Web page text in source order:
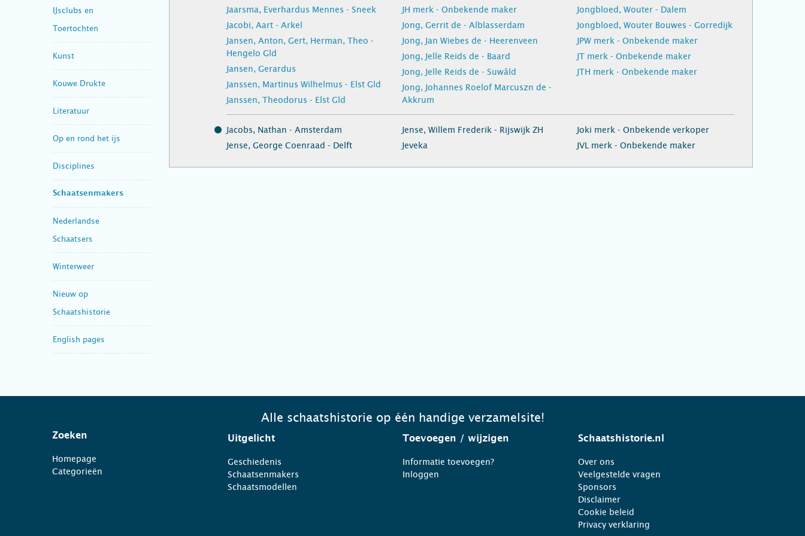
IJsclubs en
Toertochten
Kunst
Kouwe Drukte
Literatuur
Op en rond het ijs
Disciplines
Schaatsenmakers
Nederlandse
Schaatsers
Winterweer
Nieuw op
Schaatshistorie
English pages
Jaarsma, Everhardus Mennes - Sneek
Jacobi, Aart - Arkel
Jansen, Anton, Gert, Herman, Theo -
Hengelo Gld
Jansen, Gerardus
Janssen, Martinus Wilhelmus - Elst Gld
Janssen, Theodorus - Elst Gld
JH merk - Onbekende maker
Jong, Gerrit de - Alblasserdam
Jong, Jan Wiebes de - Heerenveen
Jong, Jelle Reids de - Baard
Jong, Jelle Reids de - Suwâld
Jong, Johannes Roelof Marcuszn de -
Akkrum
Jongbloed, Wouter - Dalem
Jongbloed, Wouter Bouwes - Gorredijk
JPW merk - Onbekende maker
JT merk - Onbekende maker
JTH merk - Onbekende maker
Jacobs, Nathan - Amsterdam
Jense, George Coenraad - Delft
Jense, Willem Frederik - Rijswijk ZH
Jeveka
Joki merk - Onbekende verkoper
JVL merk - Onbekende maker
Alle schaatshistorie op één handige verzamelsite!
Zoeken
Homepage
Categorieën
Uitgelicht
Geschiedenis
Schaatsenmakers
Schaatsmodellen
Toevoegen / wijzigen
Informatie toevoegen?
Inloggen
Schaatshistorie.nl
Over ons
Veelgestelde vragen
Sponsors
Disclaimer
Cookie beleid
Privacy verklaring